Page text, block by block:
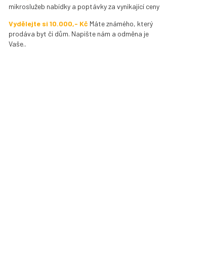
mikroslužeb nabídky a poptávky za vynikající ceny
Vydělejte si 10.000,- Kč Máte známého, který
prodáva byt či dům. Napište nám a odměna je
Vaše..